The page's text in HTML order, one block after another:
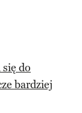
do
bardziej